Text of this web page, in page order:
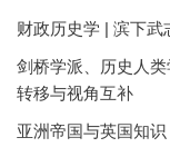
财政历史学 | 滨下
剑桥学派、历史人
转移与视角互补
亚洲帝国与英国知